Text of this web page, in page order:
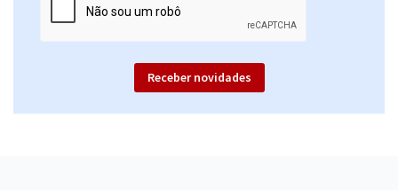
Receber novidades